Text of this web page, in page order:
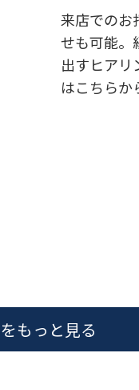
来店でのお
せも可能。
出すヒアリ
はこちらか
もっと見る